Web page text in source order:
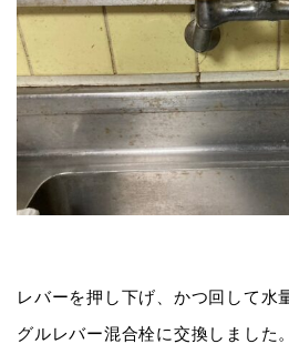
レバーを押し下げ、かつ回して水
グルレバー混合栓に交換しました。